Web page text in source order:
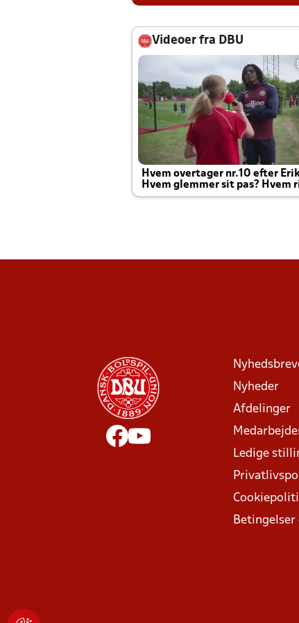
Videoer fra DBU
Hvem overtager nr.10 efter
Hvem glemmer sit pas? Hvem
Joachim altid til efter kampe?
Nyheder
Afdelinger
Ledige
Betingelser